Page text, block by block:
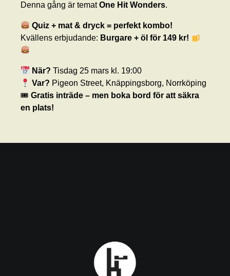
Denna gång är tematOne Hit Wonders.
Quiz + mat & dryck = perfekt kombo!
Kvällens erbjudande: Burgare + öl för 149 kr!
När? Tisdag 25 mars kl. 19:00
Var? Pigeon Street, Knäppingsborg, Norrköping
🎟 Gratis inträde – men boka bord för att säkra
en plats!